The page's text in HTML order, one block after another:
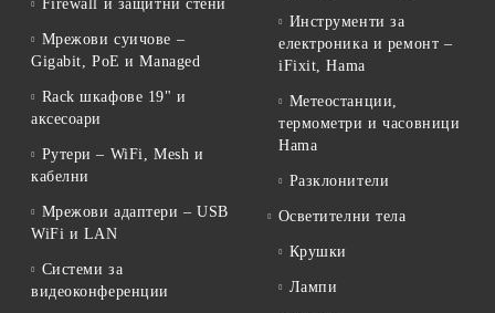
Firewall и защитни стени
Мрежови суичове –
Gigabit, PoE и Managed
Rack шкафове 19" и
аксесоари
Рутери – WiFi, Mesh и
кабелни
Мрежови адаптери – USB
WiFi и LAN
Системи за
видеоконференции
Инструменти за
електроника и ремонт –
iFixit, Hama
Метеостанции,
термометри и часовници
Hama
Разклонители
Осветителни тела
Крушки
Лампи